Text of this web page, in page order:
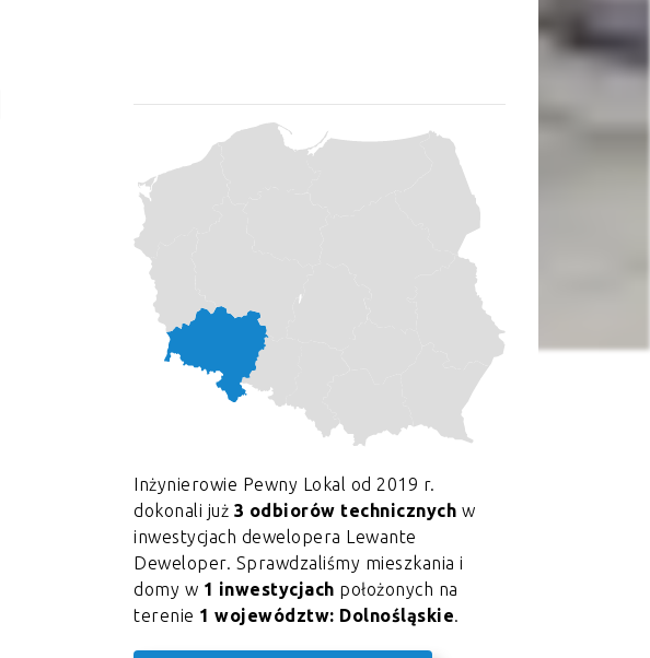
Inżynierowie Pewny Lokal od 2019 r.
dokonali już 3 odbiorów technicznych w
inwestycjach dewelopera Lewante
Deweloper. Sprawdzaliśmy mieszkania i
domy w 1 inwestycjach położonych na
terenie 1 województw: Dolnośląskie.